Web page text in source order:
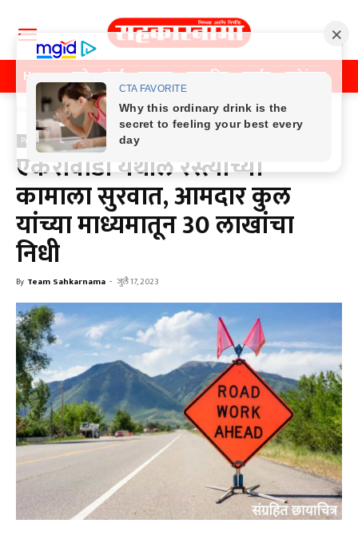
Home पुणे मुंबई महाराष्ट्र राजकीय क्राईम मनोरंजन
Home Previos News
Previos News
एकेरीवाडी येथील रस्त्यांच्या
कामाला सुरवात, आमदार कुल
यांच्या माध्यमातून 30 लाखांचा
निधी
By Team Sahkarnama - जुलै 17, 2023